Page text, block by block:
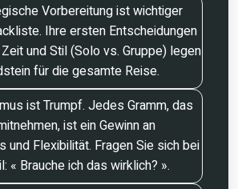
Vorbereitung ist wichtiger
Ihre ersten Entscheidungen
und Stil (Solo vs. Gruppe) legen
für die gesamte Reise.
ist Trumpf. Jedes Gramm, das
ist ein Gewinn an
und Flexibilität. Fragen Sie sich bei
« Brauche ich das wirklich? ».